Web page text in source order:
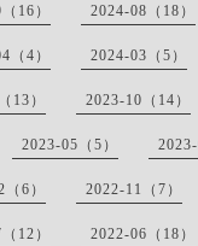
16） 2024-08（18）
（4） 2024-03（5）
13） 2023-10（14）
2023-05（5） 2023-
6） 2022-11（7）
12） 2022-06（18）